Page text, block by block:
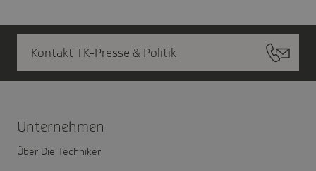
Kontakt TK-Presse & Politik
Unter­nehmen
Über Die Techniker